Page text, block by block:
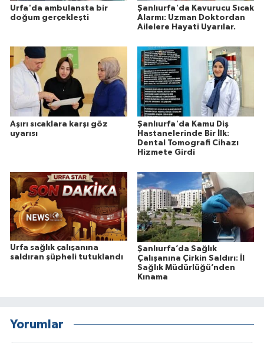
Urfa'da ambulansta bir
doğum gerçekleşti
Şanlıurfa'da Kavurucu Sıcak
Alarmı: Uzman Doktordan
Ailelere Hayati Uyarılar.
Aşırı sıcaklara karşı göz
uyarısı
Şanlıurfa'da Kamu Diş
Hastanelerinde Bir İlk:
Dental Tomografi Cihazı
Hizmete Girdi
Urfa sağlık çalışanına
saldıran şüpheli tutuklandı
Şanlıurfa’da Sağlık
Çalışanına Çirkin Saldırı: İl
Sağlık Müdürlüğü’nden
Kınama
Yorumlar